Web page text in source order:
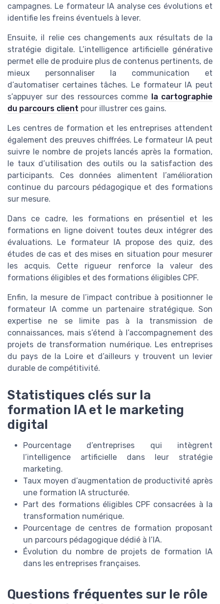
campagnes. Le formateur IA analyse ces évolutions et
identifie les freins éventuels à lever.
Ensuite, il relie ces changements aux résultats de la
stratégie digitale. L’intelligence artificielle générative
permet elle de produire plus de contenus pertinents, de
mieux personnaliser la communication et
d’automatiser certaines tâches. Le formateur IA peut
s’appuyer sur des ressources comme
la cartographie
du parcours client pour illustrer ces gains.
Les centres de formation et les entreprises attendent
également des preuves chiffrées. Le formateur IA peut
suivre le nombre de projets lancés après la formation,
le taux d’utilisation des outils ou la satisfaction des
participants. Ces données alimentent l’amélioration
continue du parcours pédagogique et des formations
sur mesure.
Dans ce cadre, les formations en présentiel et les
formations en ligne doivent toutes deux intégrer des
évaluations. Le formateur IA propose des quiz, des
études de cas et des mises en situation pour mesurer
les acquis. Cette rigueur renforce la valeur des
formations éligibles et des formations éligibles CPF.
Enfin, la mesure de l’impact contribue à positionner le
formateur IA comme un partenaire stratégique. Son
expertise ne se limite pas à la transmission de
connaissances, mais s’étend à l’accompagnement des
projets de transformation numérique. Les entreprises
du pays de la Loire et d’ailleurs y trouvent un levier
durable de compétitivité.
Statistiques clés sur la
formation IA et le marketing
digital
Pourcentage d’entreprises qui intègrent
l’intelligence artificielle dans leur stratégie
marketing.
Taux moyen d’augmentation de productivité après
une formation IA structurée.
Part des formations éligibles CPF consacrées à la
transformation numérique.
Pourcentage de centres de formation proposant
un parcours pédagogique dédié à l’IA.
Évolution du nombre de projets de formation IA
dans les entreprises françaises.
Questions fréquentes sur le rôle